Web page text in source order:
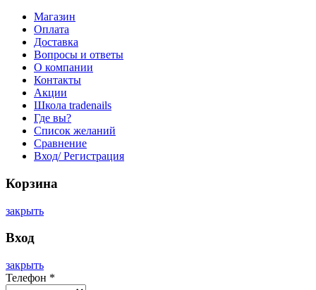
Магазин
Оплата
Доставка
Вопросы и ответы
О компании
Контакты
Акции
Школа tradenails
Где вы?
Список желаний
Сравнение
Вход/ Регистрация
Корзина
закрыть
Вход
закрыть
Телефон *